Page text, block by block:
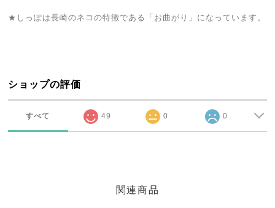
★しっぽは長崎のネコの特徴である「お曲がり」になっています。
ショップの評価
すべて 49 0 0
関連商品